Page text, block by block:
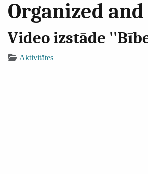
Organized
Video izstāde
Aktivitātes